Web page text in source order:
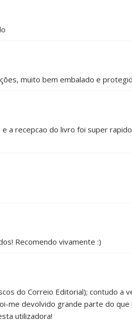
muito bem embalado e
a recepcao do livro foi super
Recomendo vivamente :)
do Correio Editorial); contudo a
me devolvido grande parte do
utilizadora!